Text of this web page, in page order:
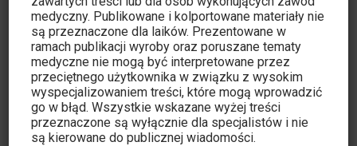
medyczny. Publikowane i kolportowane materiały nie
są przeznaczone dla laików. Prezentowane w
ramach publikacji wyroby oraz poruszane tematy
medyczne nie mogą być interpretowane przez
przeciętnego użytkownika w związku z wysokim
wyspecjalizowaniem treści, które mogą wprowadzić
go w błąd. Wszystkie wskazane wyżej treści
przeznaczone są wyłącznie dla specjalistów i nie
są kierowane do publicznej wiadomości.